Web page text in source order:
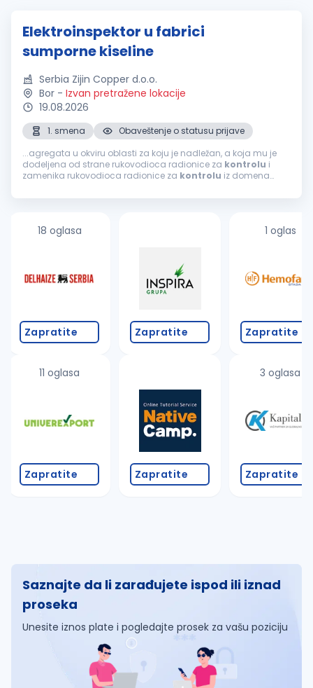
Elektroinspektor u fabrici
sumporne kiseline
Serbia Zijin Copper d.o.o.
Bor - Izvan pretražene lokacije
19.08.2026
1. smena
Obaveštenje o statusu prijave
...agregata u okviru oblasti za koju je nadležan, a koja mu je
dodeljena od strane rukovodioca radionice za kontrolu i
zamenika rukovodioca radionice za kontrolu iz domena
transformatorima u slučaju...
18 oglasa
Zapratite
11 oglasa
Zapratite
Zapratite
Zapratite
1 oglas
Zapratite
3 oglasa
Zapratite
Saznajte da li zarađujete ispod ili iznad
proseka
Unesite iznos plate i pogledajte prosek za vašu poziciju